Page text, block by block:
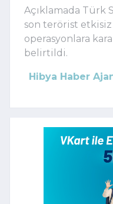
Açıklamada Türk
son terörist
operasyonlara
belirtildi.
Hibya Haber